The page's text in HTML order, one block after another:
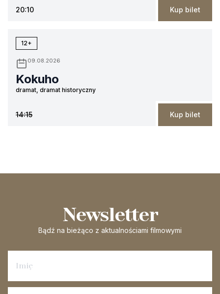
20:10 Kup bilet
12+
09.08.2026
Kokuho
dramat, dramat historyczny
14:15 Kup bilet
Newsletter
Bądź na bieżąco z aktualnościami filmowymi